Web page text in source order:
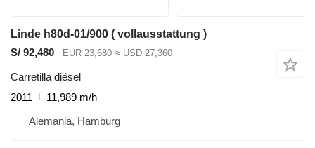
Linde h80d-01/900 ( vollausstattung )
S/ 92,480
EUR 23,680 ≈ USD 27,360
Carretilla diésel
2011
11,989 m/h
Alemania, Hamburg